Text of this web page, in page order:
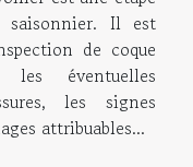
saisonnier. Il est
de coque
les éventuelles
les signes
attribuables...